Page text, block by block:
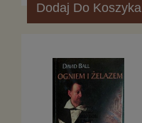
Dodaj Do Koszyka